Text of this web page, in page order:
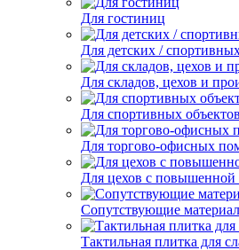
Для гостиниц
Для детских /
Для складов, цехов и
Для спортивных объектов
Для торгово-офисных
Для цехов с
Сопутствующие
Тактильная плитка для